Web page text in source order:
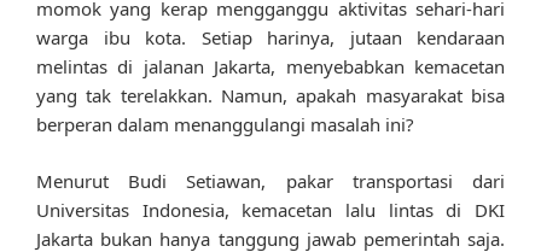
momok yang kerap mengganggu aktivitas sehari-hari
warga ibu kota. Setiap harinya, jutaan kendaraan
melintas di jalanan Jakarta, menyebabkan kemacetan
yang tak terelakkan. Namun, apakah masyarakat bisa
berperan dalam menanggulangi masalah ini?
Menurut Budi Setiawan, pakar transportasi dari
Universitas Indonesia, kemacetan lalu lintas di DKI
Jakarta bukan hanya tanggung jawab pemerintah saja.